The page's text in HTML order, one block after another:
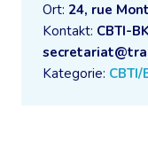
Ort: 24, rue
Kontakt: CBTI-
Kategorie: